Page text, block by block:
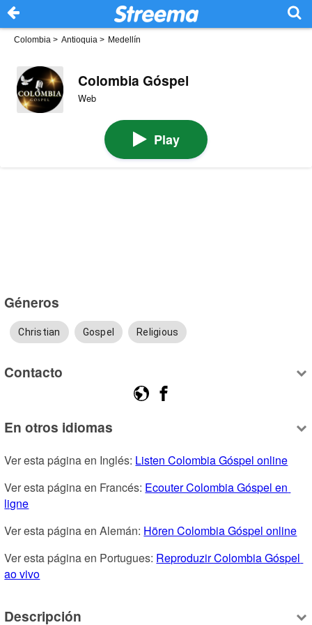
Colombia > Antioquia > Medellín
Colombia Góspel
Web
Play
Géneros
Christian Gospel Religious
Contacto
En otros idiomas
Ver esta página en Inglés: Listen Colombia Góspel online
Ver esta página en Francés: Ecouter Colombia Góspel en
ligne
Ver esta página en Alemán: Hören Colombia Góspel online
Ver esta página en Portugues: Reproduzir Colombia Góspel
ao vivo
Descripción